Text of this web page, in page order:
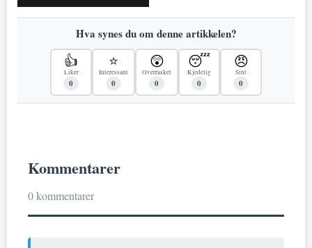
Hva synes du om denne artikkelen?
👍
Liker
0
⭐
Interessant
0
😲
Overrasket
0
😴
Kjedelig
0
😠
Sint
0
Kommentarer
0 kommentarer